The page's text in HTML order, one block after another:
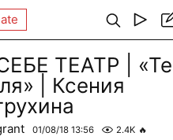
ТЕАТР |
| Ксения
01/08/18 13:56 2.4K 🔥